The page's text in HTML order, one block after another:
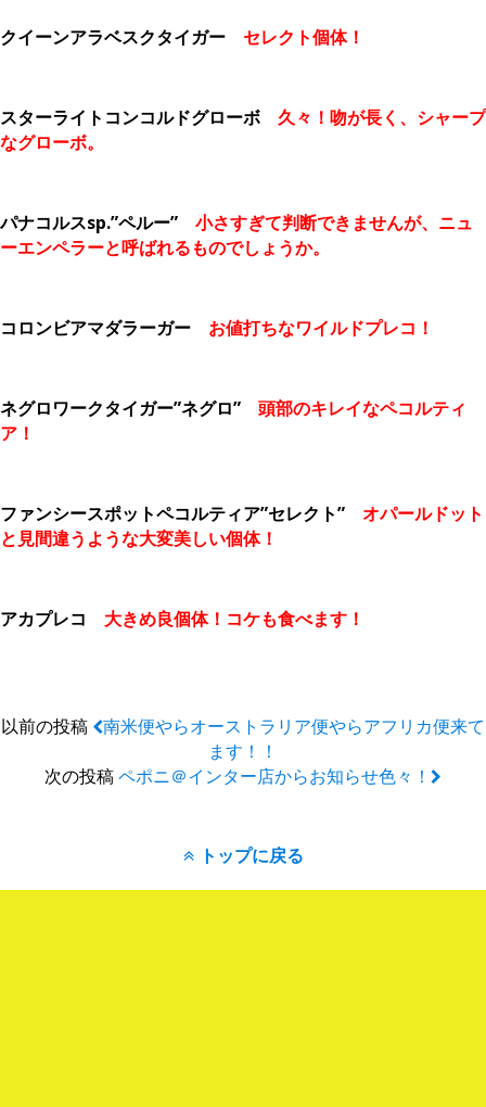
クイーンアラベスクタイガー セレクト個体！
スターライトコンコルドグローボ 久々！吻が長く、シャープ
なグローボ。
パナコルスsp.”ペルー” 小さすぎて判断できませんが、ニュ
ーエンペラーと呼ばれるものでしょうか。
コロンビアマダラーガー お値打ちなワイルドプレコ！
ネグロワークタイガー”ネグロ” 頭部のキレイなペコルティ
ア！
ファンシースポットペコルティア”セレクト” オパールドット
と見間違うような大変美しい個体！
アカプレコ 大きめ良個体！コケも食べます！
以前の投稿
南米便やらオーストラリア便やらアフリカ便来て
ます！！
次の投稿ペポニ＠インター店からお知らせ色々！
トップに戻る